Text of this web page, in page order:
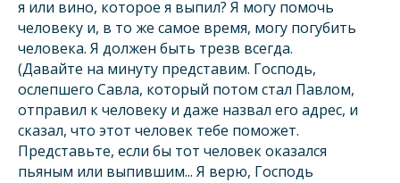
я или вино, которое я выпил? Я могу помочь
человеку и, в то же самое время, могу погубить
человека. Я должен быть трезв всегда.
(Давайте на минуту представим. Господь,
ослепшего Савла, который потом стал Павлом,
отправил к человеку и даже назвал его адрес, и
сказал, что этот человек тебе поможет.
Представьте, если бы тот человек оказался
пьяным или выпившим... Я верю, Господь